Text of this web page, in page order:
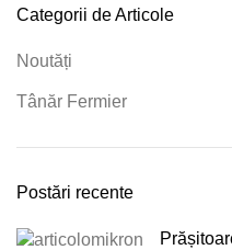
Categorii de Articole
Noutăți
Tânăr Fermier
Postări recente